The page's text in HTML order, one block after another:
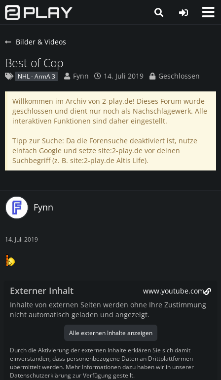
Bilder & Videos
Best of Cop
NHL - ArmA 3 Fynn 14. Juli 2019 Geschlossen
Willkommen im Archiv von 2-play.de! Dieses Forum wurde
geschlossen und dient nur noch als Nachschlagewerk. Alle
interaktiven Funktionen sind daher eingestellt.
Tipp zur Suche: Da die Forensuche deaktiviert ist, nutze
einfach Google und setze site:2-play.de vor deinen
Suchbegriff (z. B. site:2-play.de Altis Life).
Fynn
14. Juli 2019
Externer Inhalt
www.youtube.com
Inhalte von externen Seiten werden ohne Ihre Zustimmung
nicht automatisch geladen und angezeigt.
Alle externen Inhalte anzeigen
Durch die Aktivierung der externen Inhalte erklären Sie sich damit
einverstanden, dass personenbezogene Daten an Drittplattformen
übermittelt werden. Mehr Informationen dazu haben wir in unserer
Datenschutzerklärung zur Verfügung gestellt.